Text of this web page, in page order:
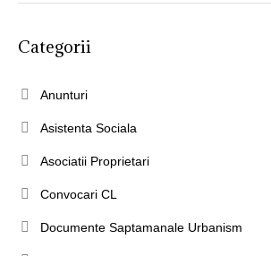
Categorii
Anunturi
Asistenta Sociala
Asociatii Proprietari
Convocari CL
Documente Saptamanale Urbanism